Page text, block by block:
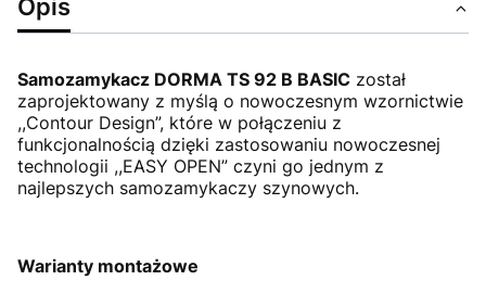
Opis
Samozamykacz DORMA TS 92 B BASIC został
zaprojektowany z myślą o nowoczesnym wzornictwie
,,Contour Design”, które w połączeniu z
funkcjonalnością dzięki zastosowaniu nowoczesnej
technologii ,,EASY OPEN” czyni go jednym z
najlepszych samozamykaczy szynowych.
Warianty montażowe